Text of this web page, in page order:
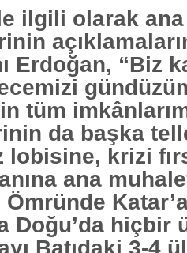
ilgili olarak
Erdoğan, “Biz
tüm
da başka
lobisine, krizi
ana
Ömründe
Doğu’da hiçbir
Batıdaki 3-4